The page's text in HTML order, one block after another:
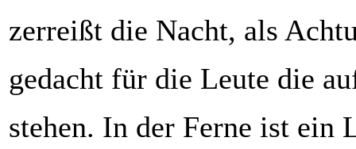
zerreißt die Nacht, als
gedacht für die Leute die
stehen. In der Ferne ist ein